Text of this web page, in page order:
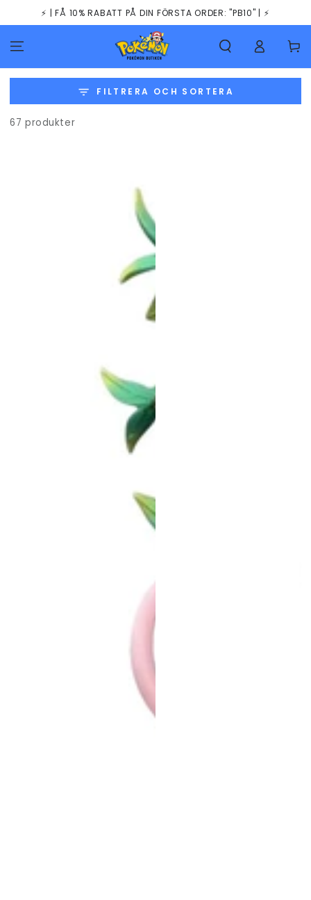
HOPPA TILL
INNEHÅLLET
⚡️ | FÅ 10% RABATT PÅ DIN FÖRSTA ORDER: "PB10" | ⚡️
FILTRERA OCH SORTERA
67 produkter